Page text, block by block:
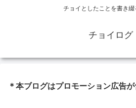
チョイとしたことを書き綴
チョイログ
＊本ブログはプロモーション広告